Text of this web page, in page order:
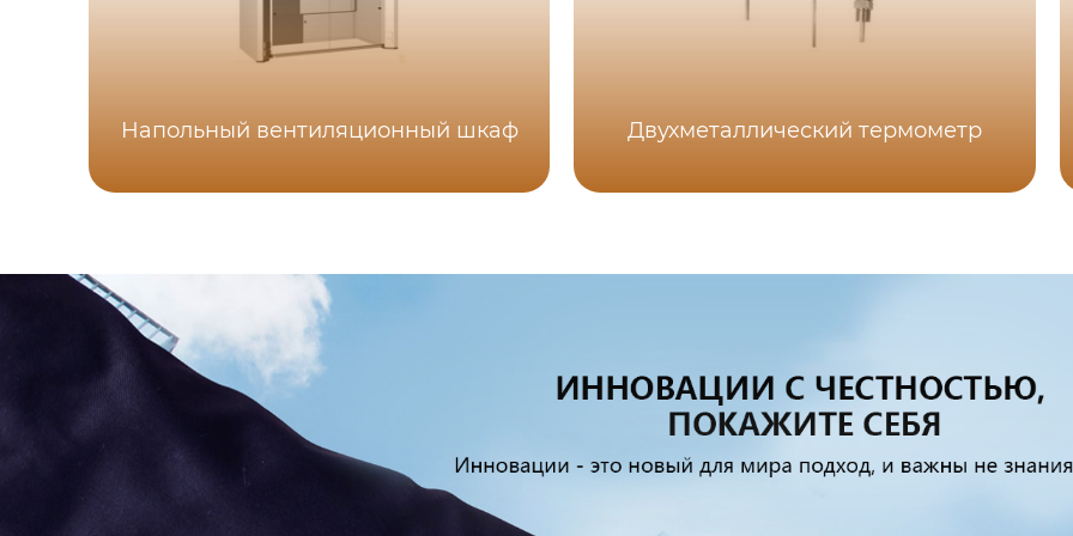
Напольный вентиляционный шкаф Двухметаллический термометр